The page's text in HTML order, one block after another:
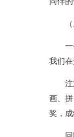
我们
画、
奖，